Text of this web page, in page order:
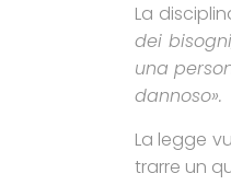
La
dei
una
dannoso».
La legge
trarre un